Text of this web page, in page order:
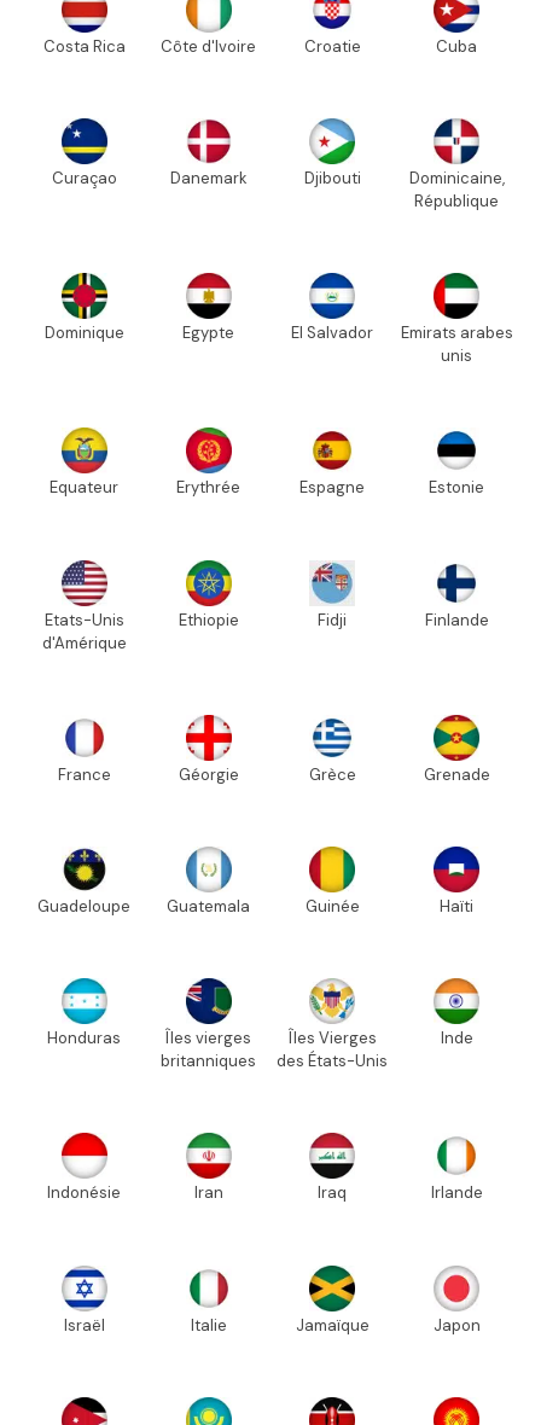
Costa Rica Côte d'Ivoire Croatie Cuba
Curaçao Danemark Djibouti
Dominicaine,
République
Dominique Egypte El Salvador
Emirats arabes
unis
Equateur Erythrée Espagne Estonie
Etats-Unis
d'Amérique
Ethiopie Fidji Finlande
France Géorgie Grèce Grenade
Guadeloupe Guatemala Guinée Haïti
Honduras
Îles vierges
britanniques
Îles Vierges
des États-Unis
Inde
Indonésie Iran Iraq Irlande
Israël Italie Jamaïque Japon